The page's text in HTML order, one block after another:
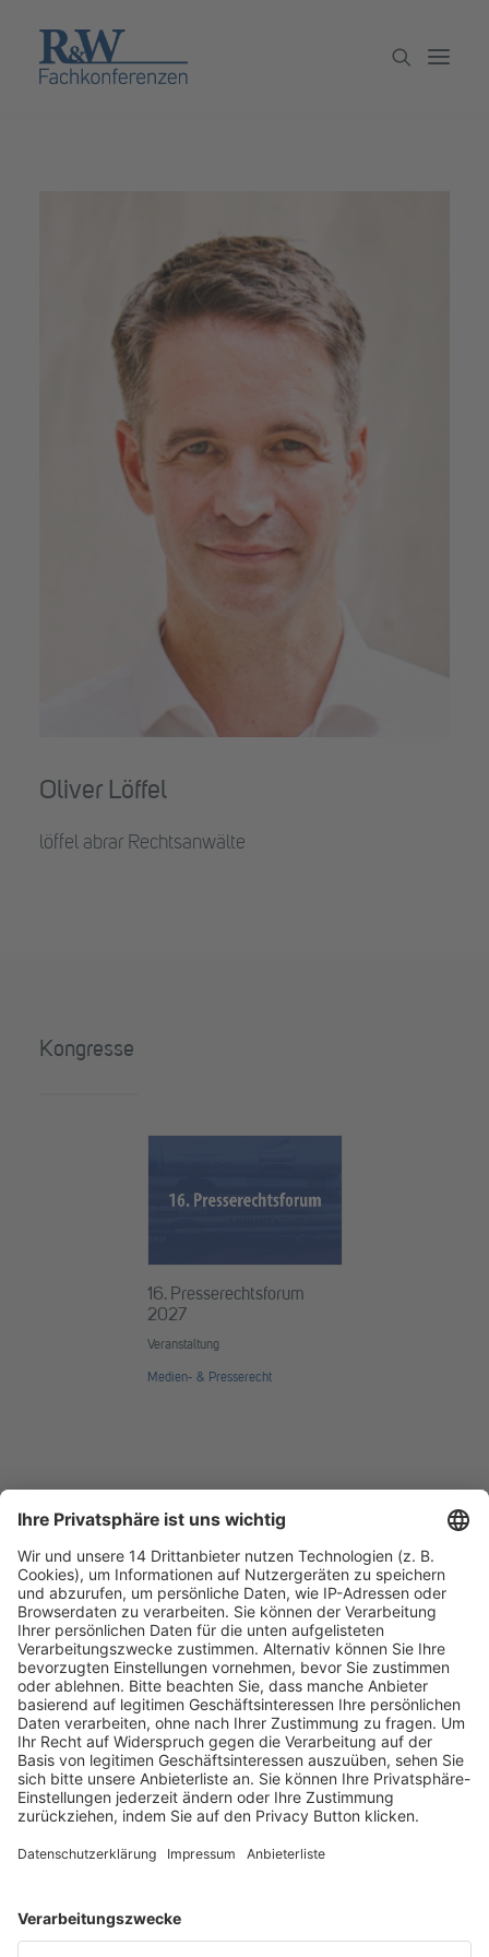
Newsletter
Archiv
Oliver Löffel
löffel abrar Rechtsanwälte
Kongresse
16. Presserechtsforum
2027
Veranstaltung
Medien- & Presserecht
Fachmedien Recht und Wirtschaft
Ein Fachbereich der
dfv Mediengruppe
Mainzer Landstr. 251
60326 Frankfurt am Main
E-Mail:info@ruw.de
Web:https://www.ruw.de
AGB